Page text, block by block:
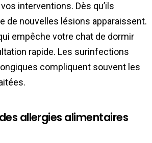
interventions. Dès qu’ils
de nouvelles lésions apparaissent.
empêche votre chat de dormir
rapide. Les surinfections
compliquent souvent les
allergies alimentaires